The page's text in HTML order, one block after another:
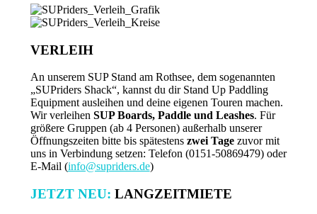
VERLEIH
An unserem SUP Stand am Rothsee, dem sogenannten
„SUPriders Shack“, kannst du dir Stand Up Paddling
Equipment ausleihen und deine eigenen Touren machen.
Wir verleihen SUP Boards, Paddle und Leashes. Für
größere Gruppen (ab 4 Personen) außerhalb unserer
Öffnungszeiten bitte bis spätestens zwei Tagezuvor mit
uns in Verbindung setzen: Telefon (0151-50869479) oder
E-Mail (info@supriders.de)
JETZT NEU: LANGZEITMIETE